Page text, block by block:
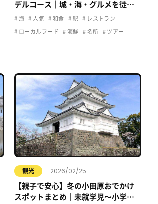
デルコース｜城・海・グルメを徒歩
で満喫
海 人気 和食 駅 レストラン
ローカルフード 海鮮 名所 ツアー
観光 2026/02/25
【親子で安心】冬の小田原おでかけ
スポットまとめ｜未就学児〜小学生O